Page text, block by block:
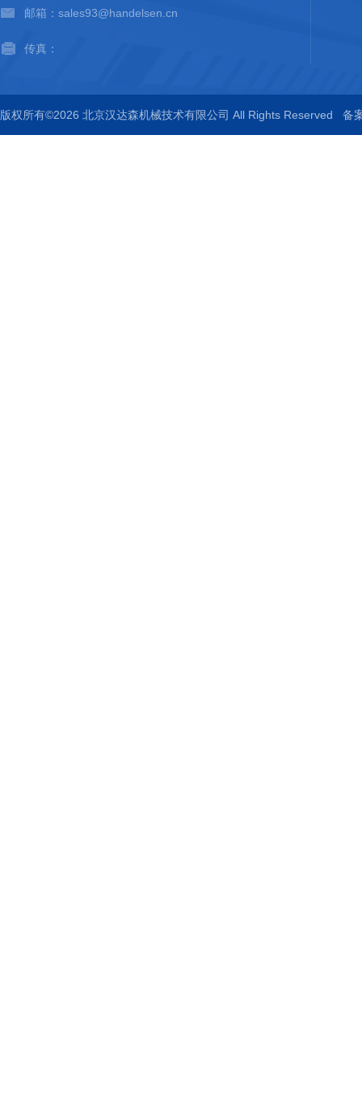
邮箱：sales93@handelsen.cn
传真：
版权所有©2026 北京汉达森机械技术有限公司 All Rights Reserved 备